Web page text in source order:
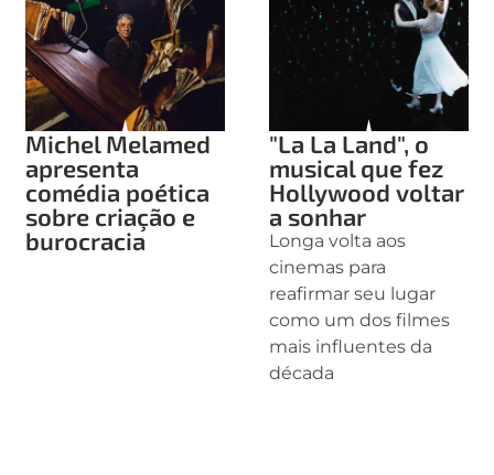
Michel Melamed
apresenta
comédia poética
sobre criação e
burocracia
"La La Land", o
musical que fez
Hollywood voltar
a sonhar
Longa volta aos
cinemas para
reafirmar seu lugar
como um dos filmes
mais influentes da
década